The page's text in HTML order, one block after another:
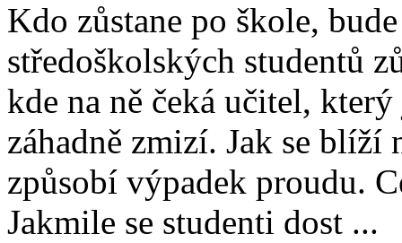
Kdo zůstane po škole,
středoškolských studentů
kde na ně čeká učitel,
záhadně zmizí. Jak se
způsobí výpadek proudu.
Jakmile se studenti dost ...